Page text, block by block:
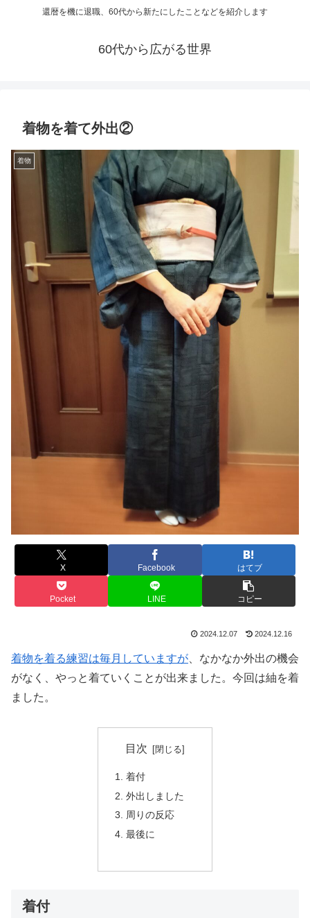
還暦を機に退職、60代から新たにしたことなどを紹介します
60代から広がる世界
着物を着て外出②
着物
X Facebook はてブ
Pocket LINE コピー
2024.12.07 2024.12.16
着物を着る練習は毎月していますが、なかなか外出の機会
がなく、やっと着ていくことが出来ました。今回は紬を着
ました。
目次
着付
外出しました
周りの反応
最後に
着付